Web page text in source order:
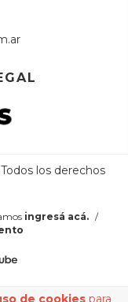
de cookiespara
los derechos
ingresá acá. /